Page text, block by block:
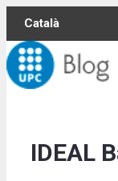
Skip
content
Català
IDEAL